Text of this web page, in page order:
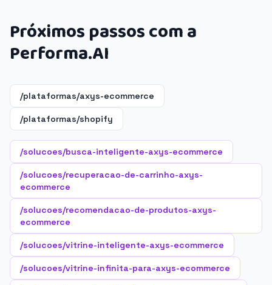
Próximos passos com a
Performa.AI
/plataformas/axys-ecommerce
/plataformas/shopify
/solucoes/busca-inteligente-axys-ecommerce
/solucoes/recuperacao-de-carrinho-axys-
ecommerce
/solucoes/recomendacao-de-produtos-axys-
ecommerce
/solucoes/vitrine-inteligente-axys-ecommerce
/solucoes/vitrine-infinita-para-axys-ecommerce